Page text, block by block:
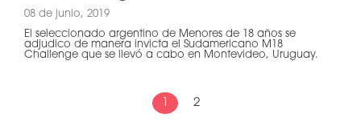
08 de junio, 2019
El seleccionado argentino de Menores de 18 años se
adjudico de manera invicta el Sudamericano M18
Challenge que se llevó a cabo en Montevideo, Uruguay.
2